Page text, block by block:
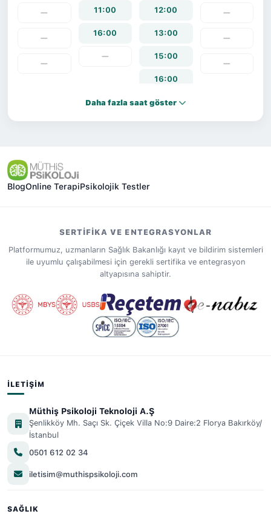
—
—
—
11:00
16:00
—
12:00
13:00
15:00
16:00
17:00
—
—
—
Daha fazla saat göster
BlogOnline TerapiPsikolojik Testler
SERTIFIKA VE ENTEGRASYONLAR
Platformumuz, uzmanların Sağlık Bakanlığı kayıt ve bildirim sistemleri
ile uyumlu çalışabilmesi için gerekli sertifika ve entegrasyon
altyapısına sahiptir.
İLETIŞIM
Müthiş Psikoloji Teknoloji A.Ş
Şenlikköy Mh. Saçı Sk. Çiçek Villa No:9 Daire:2 Florya Bakırköy/
İstanbul
0501 612 02 34
iletisim@muthispsikoloji.com
SAĞLIK